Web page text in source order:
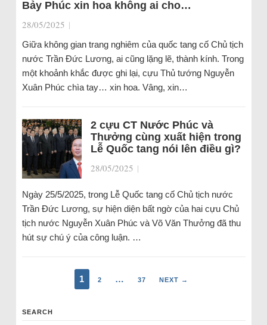
Bảy Phúc xin hoa không ai cho…
28/05/2025 |
Giữa không gian trang nghiêm của quốc tang cố Chủ tịch
nước Trần Đức Lương, ai cũng lặng lẽ, thành kính. Trong
một khoảnh khắc được ghi lại, cựu Thủ tướng Nguyễn
Xuân Phúc chìa tay… xin hoa. Vâng, xin…
2 cựu CT Nước Phúc và
Thưởng cùng xuất hiện trong
Lễ Quốc tang nói lên điều gì?
28/05/2025 |
Ngày 25/5/2025, trong Lễ Quốc tang cố Chủ tịch nước
Trần Đức Lương, sự hiện diện bất ngờ của hai cựu Chủ
tịch nước Nguyễn Xuân Phúc và Võ Văn Thưởng đã thu
hút sự chú ý của công luận. …
1 2 … 37 NEXT →
SEARCH